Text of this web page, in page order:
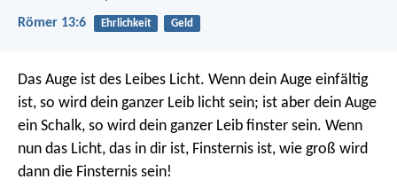
Römer 13:6 Ehrlichkeit Geld
Das Auge ist des Leibes Licht. Wenn dein Auge einfältig
ist, so wird dein ganzer Leib licht sein; ist aber dein Auge
ein Schalk, so wird dein ganzer Leib finster sein. Wenn
nun das Licht, das in dir ist, Finsternis ist, wie groß wird
dann die Finsternis sein!